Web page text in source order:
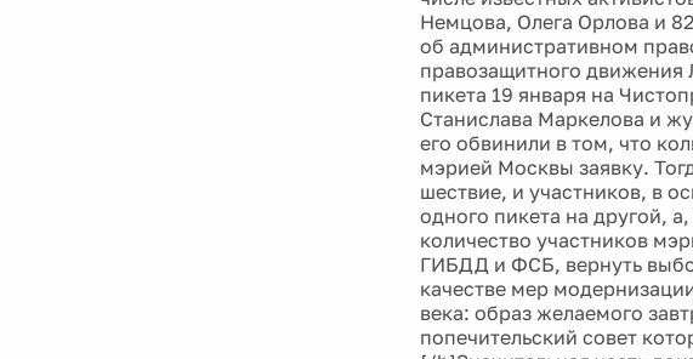
Немцова, Олега Орлова и
об административном
правозащитного движения
пикета 19 января на
Станислава Маркелова и
его обвинили в том, что
мэрией Москвы заявку.
шествие, и участников, в
одного пикета на другой,
количество участников
ГИБДД и ФСБ, вернуть
качестве мер
века: образ желаемого
попечительский совет